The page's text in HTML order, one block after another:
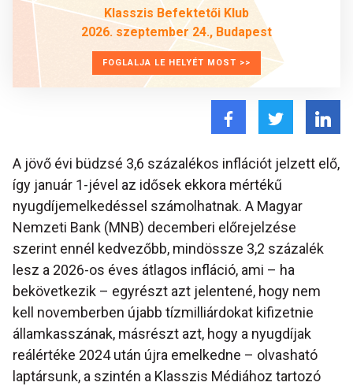
Klasszis Befektetői Klub
2026. szeptember 24., Budapest
FOGLALJA LE HELYÉT MOST >>
A jövő évi büdzsé 3,6 százalékos inflációt jelzett elő,
így január 1-jével az idősek ekkora mértékű
nyugdíjemelkedéssel számolhatnak. A Magyar
Nemzeti Bank (MNB) decemberi előrejelzése
szerint ennél kedvezőbb, mindössze 3,2 százalék
lesz a 2026-os éves átlagos infláció, ami – ha
bekövetkezik – egyrészt azt jelentené, hogy nem
kell novemberben újabb tízmilliárdokat kifizetnie
államkasszának, másrészt azt, hogy a nyugdíjak
reálértéke 2024 után újra emelkedne – olvasható
laptársunk, a szintén a Klasszis Médiához tartozó